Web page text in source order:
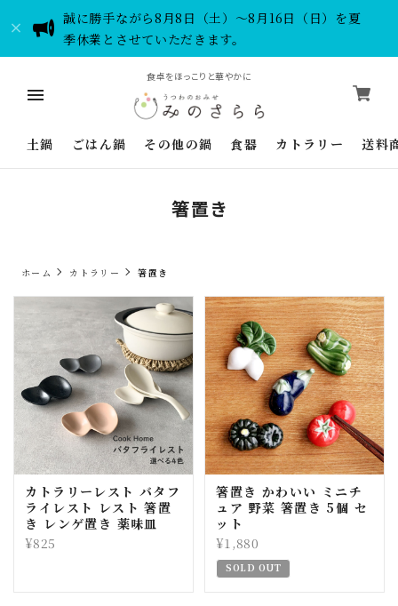
誠に勝手ながら8月8日（土）～8月16日（日）を夏
季休業とさせていただきます。
食卓をほっこりと華やかに
土鍋 ごはん鍋 その他の鍋 食器 カトラリー 送料
箸置き
ホーム カトラリー 箸置き
カトラリーレスト バタフ
ライレスト レスト 箸置
き レンゲ置き 薬味皿
¥825
箸置き かわいい ミニチ
ュア 野菜 箸置き 5個 セ
ット
¥1,880
SOLD OUT